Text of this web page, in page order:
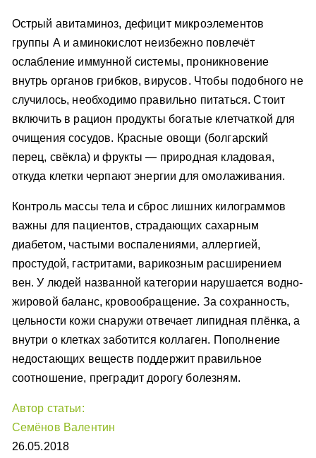
Острый авитаминоз, дефицит микроэлементов
группы А и аминокислот неизбежно повлечёт
ослабление иммунной системы, проникновение
внутрь органов грибков, вирусов. Чтобы подобного не
случилось, необходимо правильно питаться. Стоит
включить в рацион продукты богатые клетчаткой для
очищения сосудов. Красные овощи (болгарский
перец, свёкла) и фрукты — природная кладовая,
откуда клетки черпают энергии для омолаживания.
Контроль массы тела и сброс лишних килограммов
важны для пациентов, страдающих сахарным
диабетом, частыми воспалениями, аллергией,
простудой, гастритами, варикозным расширением
вен. У людей названной категории нарушается водно-
жировой баланс, кровообращение. За сохранность,
цельности кожи снаружи отвечает липидная плёнка, а
внутри о клетках заботится коллаген. Пополнение
недостающих веществ поддержит правильное
соотношение, преградит дорогу болезням.
Автор статьи:
Семёнов Валентин
26.05.2018